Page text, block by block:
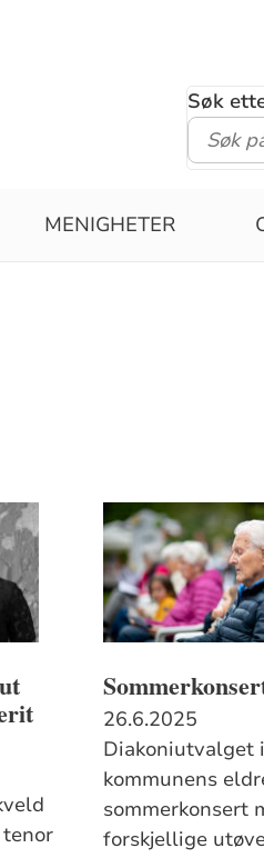
Søk
MENIGHETER
26.6.2025
Diakoniutvalget
kommunens
sommerkonsert
forskjellige